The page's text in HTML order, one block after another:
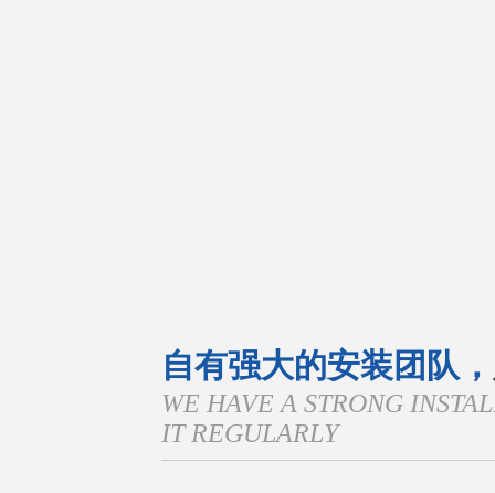
自有强大的安装团队，
WE HAVE A STRONG
IT REGULARLY